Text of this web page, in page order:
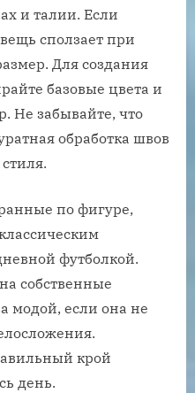
и талии. Если
сползает при
Для создания
базовые цвета и
Не забывайте, что
обработка швов
по фигуре,
футболкой.
собственные
модой, если она не
крой
день.